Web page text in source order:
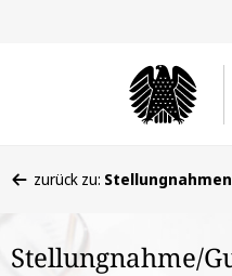
befinden
hier:
zurück zu:
Stellungnahme/